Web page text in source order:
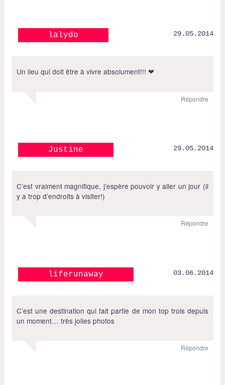
lalydo 29.05.2014
Un lieu qui doit être à vivre absolument!!! ❤
Répondre
Justine 29.05.2014
C’est vraiment magnifique, j’espère pouvoir y aller un jour (il
y a trop d’endroits à visiter!)
Répondre
liferunaway 03.06.2014
C’est une destination qui fait partie de mon top trois depuis
un moment… très jolies photos
Répondre